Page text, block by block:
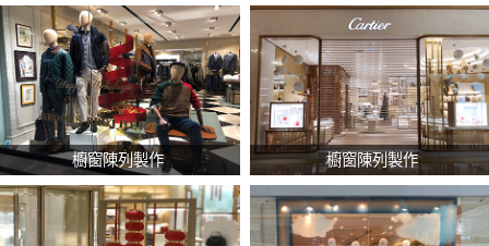
櫥窗陳列製作 櫥窗陳列製作